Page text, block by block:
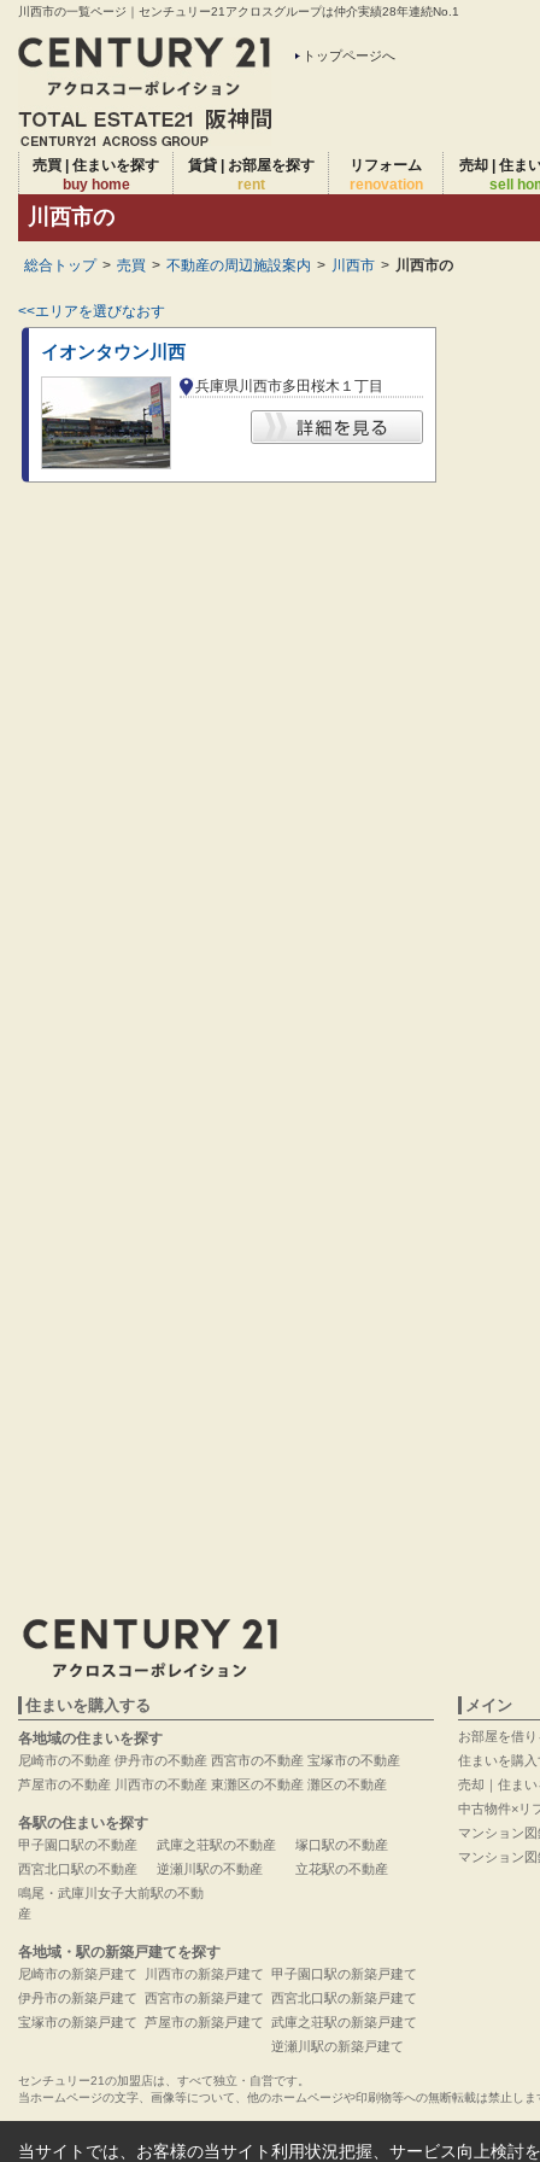
川西市の一覧ページ｜センチュリー21アクロスグループは仲介実績28年連続No.1
トップページへ
売買 | 住まいを探す
buy home
賃貸 | お部屋を探す
rent
リフォーム
renovation
売却 | 住ま
sell
川西市の
総合トップ > 売買 > 不動産の周辺施設案内 > 川西市 > 川西市の
<<エリアを選びなおす
イオンタウン川西
兵庫県川西市多田桜木１丁目
住まいを購入する
各地域の住まいを探す
尼崎市の不動産
芦屋市の不動産
伊丹市の不動産
川西市の不動産
西宮市の不動産
東灘区の不動産
宝塚市の不動産
灘区の不動産
各駅の住まいを探す
甲子園口駅の不動産
西宮北口駅の不動産
武庫之荘駅の不動産
逆瀬川駅の不動産
塚口駅の不動産
立花駅の不動産
鳴尾・武庫川女子大前駅の不動
産
各地域・駅の新築戸建てを探す
尼崎市の新築戸建て
伊丹市の新築戸建て
宝塚市の新築戸建て
川西市の新築戸建て
西宮市の新築戸建て
芦屋市の新築戸建て
甲子園口駅の新築戸建て
西宮北口駅の新築戸建て
武庫之荘駅の新築戸建て
逆瀬川駅の新築戸建て
メイン
お部屋を借り
住まいを購入
売却｜住ま
中古物件×リ
マンション
マンション
センチュリー21の加盟店は、すべて独立・自営です。
当ホームページの文字、画像等について、他のホームページや印刷物等への無断転載は禁止しま
当サイトでは、お客様の当サイト利用状況把握、サービス向上検討